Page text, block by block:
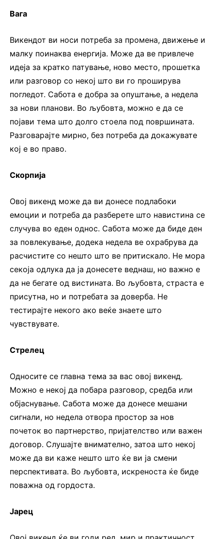
Вага
Викендот ви носи потреба за промена, движење и
малку поинаква енергија. Може да ве привлече
идеја за кратко патување, ново место, прошетка
или разговор со некој што ви го проширува
погледот. Сабота е добра за опуштање, а недела
за нови планови. Во љубовта, можно е да се
појави тема што долго стоела под површината.
Разговарајте мирно, без потреба да докажувате
кој е во право.
Скорпија
Овој викенд може да ви донесе подлабоки
емоции и потреба да разберете што навистина се
случува во еден однос. Сабота може да биде ден
за повлекување, додека недела ве охрабрува да
расчистите со нешто што ве притискало. Не мора
секоја одлука да ја донесете веднаш, но важно е
да не бегате од вистината. Во љубовта, страста е
присутна, но и потребата за доверба. Не
тестирајте некого ако веќе знаете што
чувствувате.
Стрелец
Односите се главна тема за вас овој викенд.
Можно е некој да побара разговор, средба или
објаснување. Сабота може да донесе мешани
сигнали, но недела отвора простор за нов
почеток во партнерство, пријателство или важен
договор. Слушајте внимателно, затоа што некој
може да ви каже нешто што ќе ви ја смени
перспективата. Во љубовта, искреноста ќе биде
поважна од гордоста.
Јарец